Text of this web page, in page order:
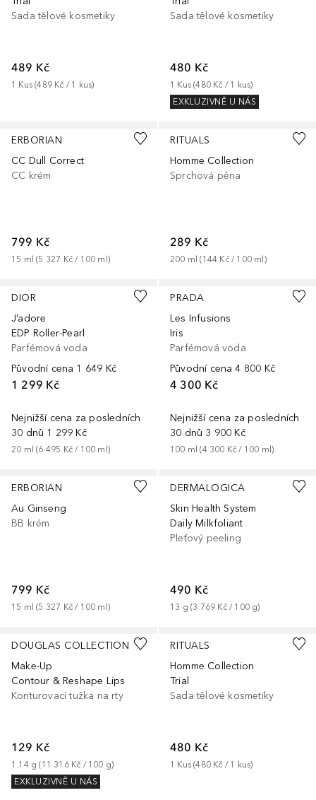
Sada tělové kosmetiky
489 Kč
1 Kus (489 Kč / 1 kus)
Sada tělové kosmetiky
480 Kč
1 Kus (480 Kč / 1 kus)
EXKLUZIVNĚ U NÁS
ERBORIAN
CC Dull Correct
CC krém
799 Kč
15 ml (5 327 Kč / 100 ml )
RITUALS
Homme Collection
Sprchová pěna
289 Kč
200 ml (144 Kč / 100 ml )
DIOR
J’adore
EDP Roller-Pearl
Parfémová voda
Původní cena 1 649 Kč
1 299 Kč
Nejnižší cena za posledních
30 dnů 1 299 Kč
20 ml (6 495 Kč / 100 ml )
PRADA
Les Infusions
Iris
Parfémová voda
Původní cena 4 800 Kč
4 300 Kč
Nejnižší cena za posledních
30 dnů 3 900 Kč
100 ml (4 300 Kč / 100 ml)
ERBORIAN
Au Ginseng
BB krém
799 Kč
15 ml (5 327 Kč / 100 ml )
DERMALOGICA
Skin Health System
Daily Milkfoliant
Pleťový peeling
490 Kč
13 g (3 769 Kč / 100 g)
DOUGLAS COLLECTION
Make-Up
Contour & Reshape Lips
Konturovací tužka na rty
129 Kč
1.14 g (11 316 Kč / 100 g)
EXKLUZIVNĚ U NÁS
+6
RITUALS
Homme Collection
Trial
Sada tělové kosmetiky
480 Kč
1 Kus (480 Kč / 1 kus)